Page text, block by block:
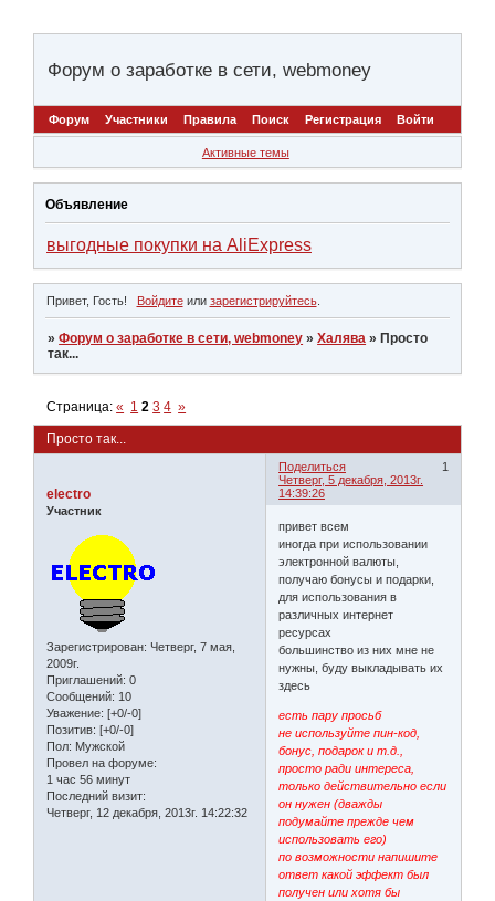
Форум о заработке в сети, webmoney
Форум Участники Правила Поиск Регистрация Войти
Активные темы
Объявление
выгодные покупки на AliExpress
Привет, Гость! Войдитеили зарегистрируйтесь.
»Форум о заработке в сети, webmoney »Халява » Просто
так...
Просто так...
Страница:« 1 2 3 4 »
Поделиться
1
Четверг, 5 декабря, 2013г.
14:39:26
electro
Участник
Зарегистрирован: Четверг, 7 мая,
2009г.
Приглашений: 0
Сообщений: 10
Уважение: [+0/-0]
Позитив: [+0/-0]
Пол: Мужской
Провел на форуме:
1 час 56 минут
Последний визит:
Четверг, 12 декабря, 2013г. 14:22:32
привет всем
иногда при использовании
электронной валюты,
получаю бонусы и подарки,
для использования в
различных интернет
ресурсах
большинство из них мне не
нужны, буду выкладывать их
здесь
есть пару просьб
не используйте пин-код,
бонус, подарок и т.д.,
просто ради интереса,
только действительно если
он нужен (дважды
подумайте прежде чем
использовать его)
по возможности напишите
ответ какой эффект был
получен или хотя бы